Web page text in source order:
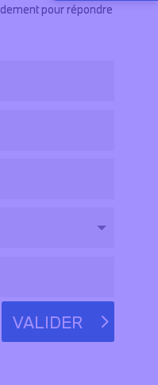
pour répondre
VALIDER